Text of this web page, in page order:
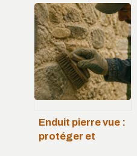
son bardeau
bitumé : 4 étapes
pour une toiture
étanche et
durable
Enduit pierre vue :
protéger et